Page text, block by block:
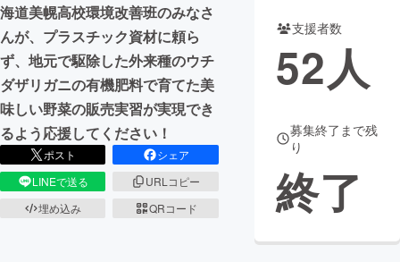
海道美幌高校環境改善班のみなさ
んが、プラスチック資材に頼ら
ず、地元で駆除した外来種のウチ
ダザリガニの有機肥料で育てた美
味しい野菜の販売実習が実現でき
るよう応援してください！
ポスト
シェア
LINEで送る
URLコピー
埋め込み
QRコード
支援者数
52人
募集終了まで残
り
終了